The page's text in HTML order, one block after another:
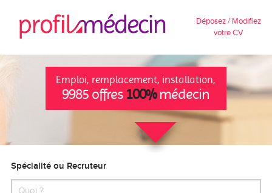
Déposez / Modifiez
votre CV
Emploi, remplacement, installation,
9985 offres 100%médecin
Spécialité ou Recruteur